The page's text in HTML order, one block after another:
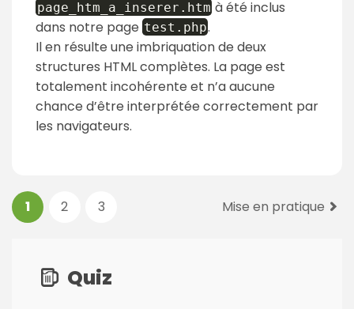
page_htm_a_inserer . htm à été inclus
dans notre page test . php.
Il en résulte une imbriquation de deux
structures HTML complètes. La page est
totalement incohérente et n’a aucune
chance d’être interprétée correctement par
les navigateurs.
P
a
1 2 3 Mise en pratique
Quiz